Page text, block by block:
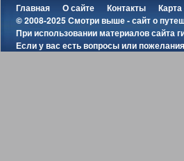
Главная О сайте Контакты
© 2008-2025 Смотри выше - сайт о
При использовании материалов сайта
Если у вас есть вопросы или